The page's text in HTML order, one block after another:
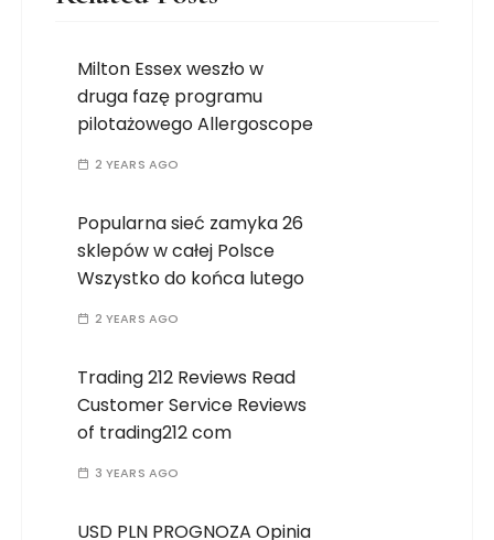
Milton Essex weszło w
druga fazę programu
pilotażowego Allergoscope
2 YEARS AGO
Popularna sieć zamyka 26
sklepów w całej Polsce
Wszystko do końca lutego
2 YEARS AGO
Trading 212 Reviews Read
Customer Service Reviews
of trading212 com
3 YEARS AGO
USD PLN PROGNOZA Opinia